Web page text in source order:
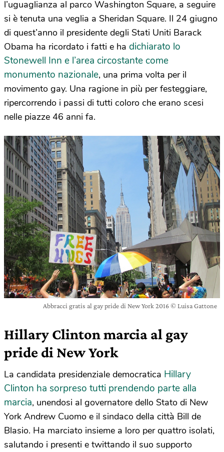
l’uguaglianza al parco Washington Square, a seguire
si è tenuta una veglia a Sheridan Square. Il 24 giugno
di quest’anno il presidente degli Stati Uniti Barack
Obama ha ricordato i fatti e ha dichiarato lo
Stonewell Inn e l’area circostante come
monumento nazionale, una prima volta per il
movimento gay. Una ragione in più per festeggiare,
ripercorrendo i passi di tutti coloro che erano scesi
nelle piazze 46 anni fa.
Abbracci gratis al gay pride di New York 2016 © Luisa Gattone
Hillary Clinton marcia al gay
pride di New York
La candidata presidenziale democratica Hillary
Clinton ha sorpreso tutti prendendo parte alla
marcia, unendosi al governatore dello Stato di New
York Andrew Cuomo e il sindaco della città Bill de
Blasio. Ha marciato insieme a loro per quattro isolati,
salutando i presenti e twittando il suo supporto